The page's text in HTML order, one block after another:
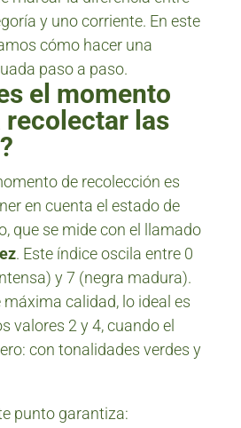
y uno corriente. En este
cómo hacer una
paso a paso.
el momento
recolectar las
de recolección es
en cuenta el estado de
que se mide con el llamado
. Este índice oscila entre 0
y 7 (negra madura).
máxima calidad, lo ideal es
valores 2 y 4, cuando el
con tonalidades verdes y
punto garantiza: